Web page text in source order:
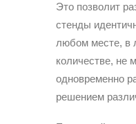
Это позволит
стенды
любом месте, в
количестве, не
одновременно
решением